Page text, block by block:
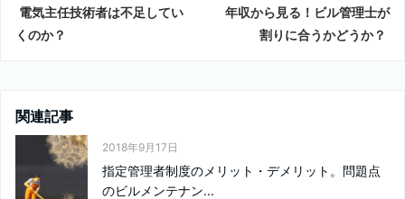
電気主任技術者は不足してい
くのか？
年収から見る！ビル管理士が
割りに合うかどうか？
関連記事
2018年9月17日
指定管理者制度のメリット・デメリット。問題点
のビルメンテナン...